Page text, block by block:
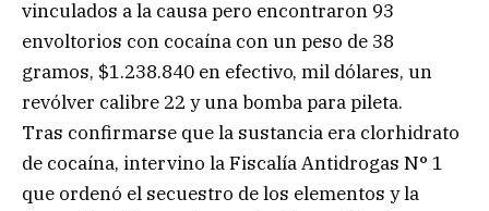
vinculados a la causa pero encontraron 93
envoltorios con cocaína con un peso de 38
gramos, $1.238.840 en efectivo, mil dólares, un
revólver calibre 22 y una bomba para pileta.
Tras confirmarse que la sustancia era clorhidrato
de cocaína, intervino la Fiscalía Antidrogas N° 1
que ordenó el secuestro de los elementos y la